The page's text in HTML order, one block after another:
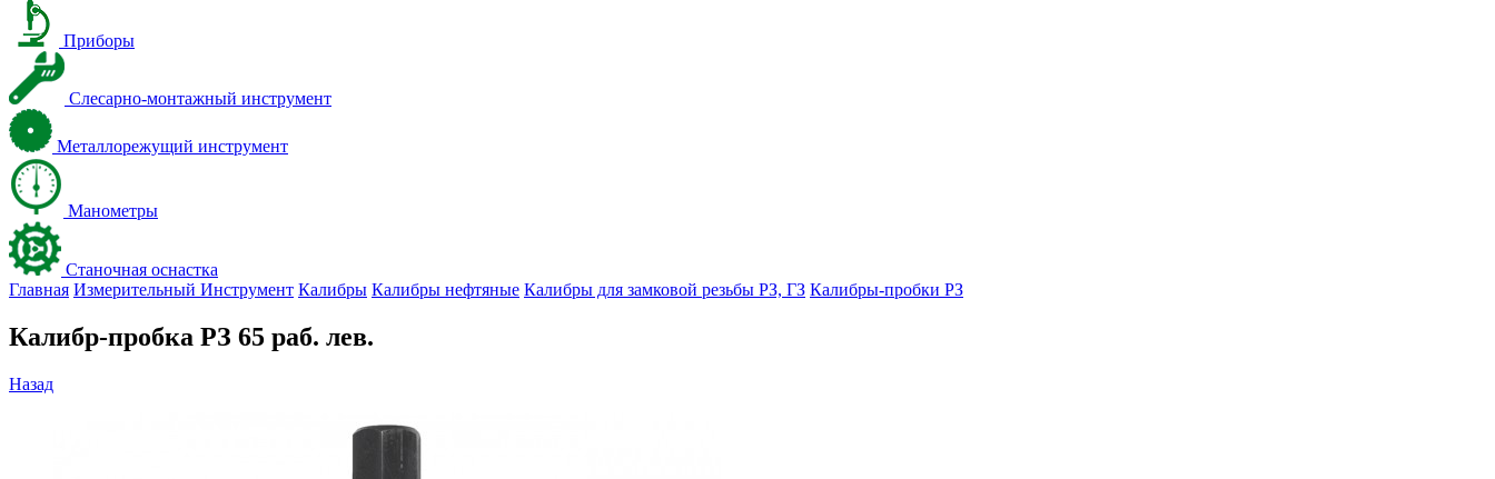
Приборы
Слесарно-монтажный инструмент
Металлорежущий инструмент
Манометры
Станочная оснастка
Главная Измерительный Инструмент Калибры Калибры нефтяные Калибры для замковой резьбы PЗ, ГЗ Калибры-пробки PЗ
Калибр-пробка РЗ 65 раб. лев.
Назад